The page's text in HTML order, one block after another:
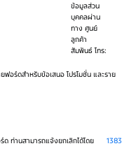
ข้อมูลส่วน
บุคคลผ่าน
ทาง ศูนย์
ลูกค้า
สัมพันธ์ โทร:
อร์ดสำหรับข้อเสนอ โปรโมชั่น และราย
ท่านสามารถแจ้งยกเลิกได้โดย
1383